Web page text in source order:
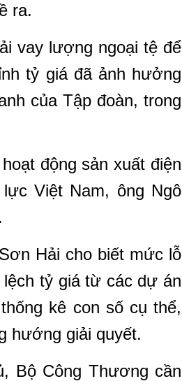
ra.
vay lượng ngoại tệ để
tỷ giá đã ảnh hưởng
của Tập đoàn, trong
động sản xuất điện
Việt Nam, ông Ngô
Hải cho biết mức lỗ
tỷ giá từ các dự án
kê con số cụ thể,
hướng giải quyết.
Bộ Công Thương cần